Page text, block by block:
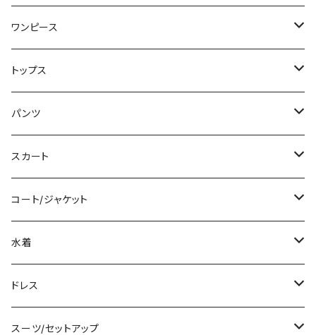
SS0076
ワンピース
ミニ/ショート
ミディアム/ミモレ
ロング/マキシ
袖付き
ノースリーブ
その他
チュニック
トップス
Tシャツ/カットソー
タンクトップ/キャミソール
シャツ/ブラウス
ベアトップ/チューブトップ
カーディガン/ボレロ
ニット/セーター
パンツ
ショート丈
クロップド丈
ロング丈
デニム
レギンス
スカート
ミニ/ショート
ミディアム/ミモレ
ロング
その他
コート/ジャケット
コート
ジャケット
その他
水着
タンキニ
バンドゥビキニ
ドレス
ミニ/ショート
スーツ/セットアップ